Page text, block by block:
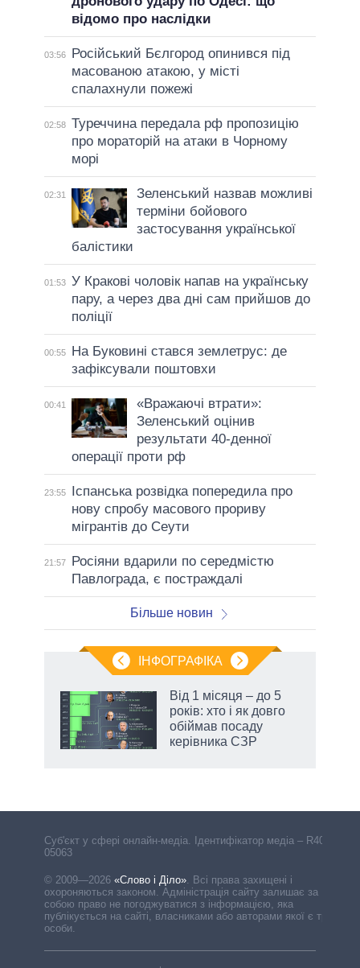
відомо про наслідки
03:56
Російський Бєлгород опинився під
масованою атакою, у місті
спалахнули пожежі
02:58 Туреччина передала рф пропозицію
про мораторій на атаки в Чорному
морі
02:31
Зеленський назвав можливі
терміни бойового
застосування української
балістики
01:53 У Кракові чоловік напав на українську
пару, а через два дні сам прийшов до
поліції
00:55
На Буковині стався землетрус: де
зафіксували поштовхи
00:41
«Вражаючі втрати»:
Зеленський оцінив
результати 40-денної
операції проти рф
23:55
Іспанська розвідка попередила про
нову спробу масового прориву
мігрантів до Сеути
21:57
Росіяни вдарили по середмістю
Павлограда, є постраждалі
Більше новин
ІНФОГРАФІКА
Від 1 місяця – до 5
років: хто і як довго
обіймав посаду
керівника СЗР
Cуб'єкт у сфері онлайн-медіа. Ідентифікатор медіа – R40-
05063
© 2009—2026 «Слово і Діло». Всі права захищені і
охороняються законом. Адміністрація сайту залишає за
собою право не погоджуватися з інформацією, яка
публікується на сайті, власниками або авторами якої є треті
особи.